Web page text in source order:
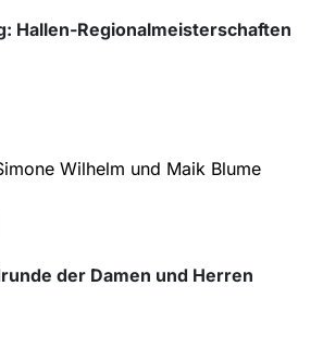
Hallen-Regionalmeisterschaften
Wilhelm und Maik Blume
der Damen und Herren